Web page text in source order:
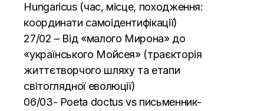
Hungaricus (час, місце, походження:
координати самоідентифікації)
27/02 – Від «малого Мирона» до
«українського Мойсея» (траєкторія
життєтворчого шляху та етапи
світоглядної еволюції)
06/03- Poeta doctus vs письменник-